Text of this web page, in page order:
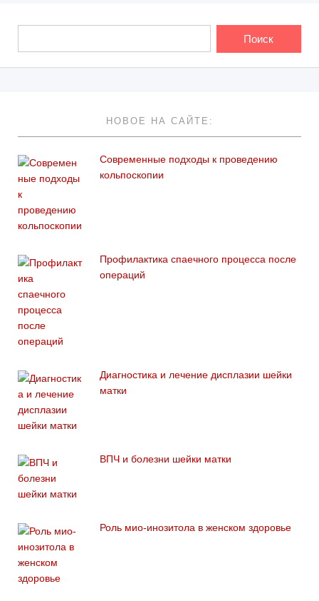
НОВОЕ НА САЙТЕ:
Современные подходы к проведению
кольпоскопии
Профилактика спаечного процесса после
операций
Диагностика и лечение дисплазии шейки
матки
ВПЧ и болезни шейки матки
Роль мио-инозитола в женском здоровье